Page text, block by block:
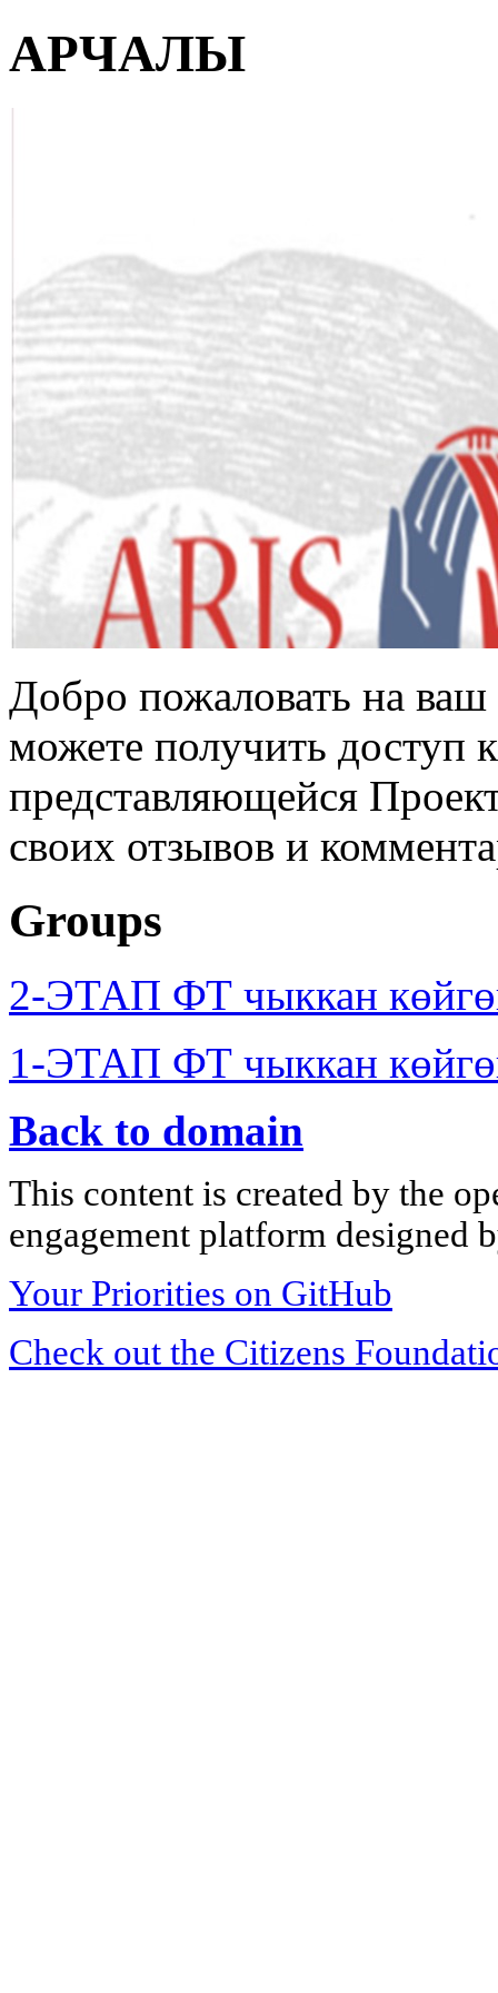
АРЧАЛЫ
Добро пожаловать на
можете получить доступ
представляющейся
своих отзывов и
Groups
2-ЭТАП ФТ чыккан
1-ЭТАП ФТ чыккан
Back to domain
This content is created by the
engagement platform designed
Your Priorities on GitHub
Check out the Citizens